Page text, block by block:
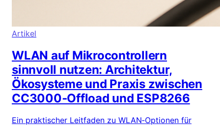
Artikel
WLAN auf Mikrocontrollern
sinnvoll nutzen: Architektur,
Ökosysteme und Praxis zwischen
CC3000‑Offload und ESP8266
Ein praktischer Leitfaden zu WLAN‑Optionen für